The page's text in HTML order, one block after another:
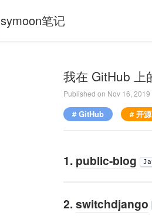
symoon笔记
我在 GitHub 上
Published on Nov 16, 2019
# GitHub # 开源
1. public-blog
2.switchdjango